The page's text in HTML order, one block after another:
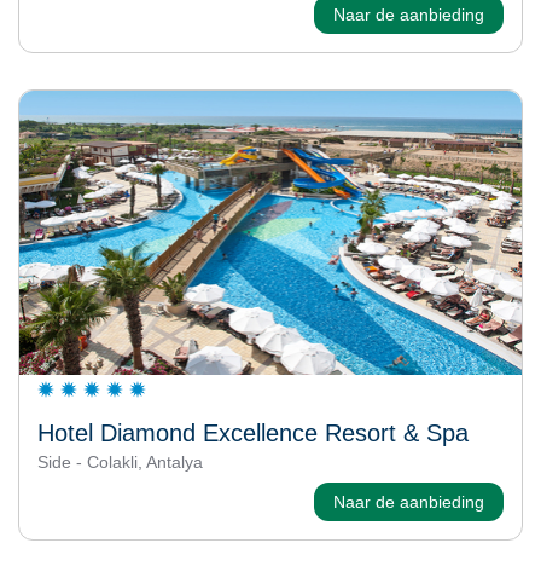
Naar de aanbieding
Hotel Diamond Excellence Resort & Spa
Side - Colakli, Antalya
Naar de aanbieding